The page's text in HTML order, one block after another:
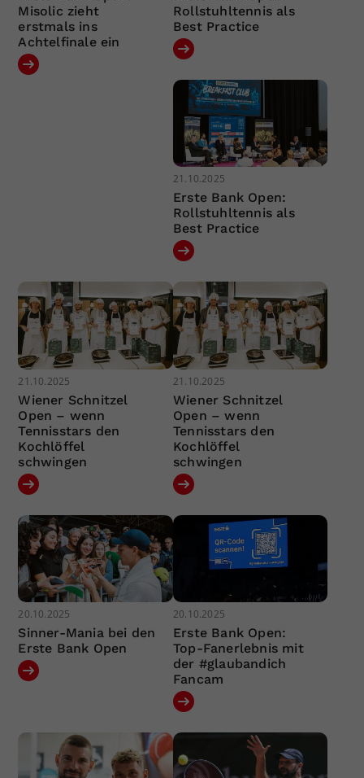
Misolic zieht
erstmals ins
Achtelfinale ein
Rollstuhltennis als
Best Practice
21.10.2025
Erste Bank Open:
Rollstuhltennis als
Best Practice
21.10.2025
Wiener Schnitzel
Open – wenn
Tennisstars den
Kochlöffel
schwingen
21.10.2025
Wiener Schnitzel
Open – wenn
Tennisstars den
Kochlöffel
schwingen
20.10.2025
Sinner-Mania bei den
Erste Bank Open
20.10.2025
Erste Bank Open:
Top-Fanerlebnis mit
der #glaubandich
Fancam